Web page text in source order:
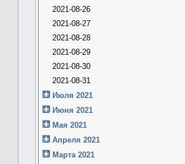
2021-08-26
2021-08-27
2021-08-28
2021-08-29
2021-08-30
2021-08-31
Июля 2021
Июня 2021
Мая 2021
Апреля 2021
Марта 2021